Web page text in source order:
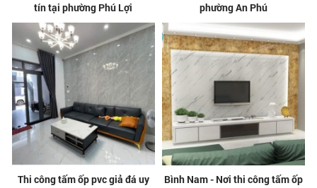
tín tại phường Phú Lợi
phường An Phú
Thi công tấm ốp pvc giả đá uy
Bình Nam - Nơi thi công tấm ốp